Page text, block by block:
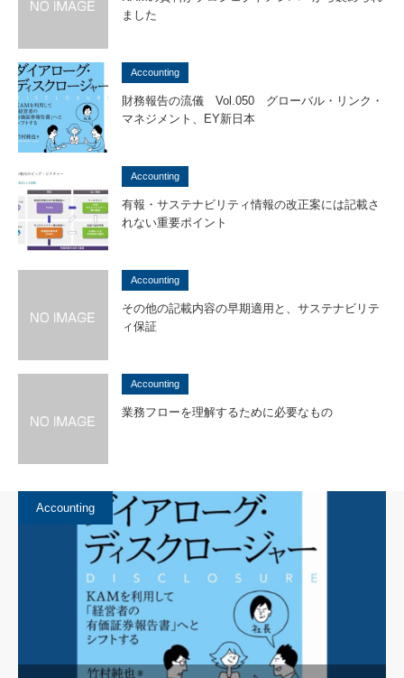
ました
Accounting
財務報告の流儀 Vol.050 グローバル・リンク・
マネジメント、EY新日本
Accounting
有報・サステナビリティ情報の改正案には記載さ
れない重要ポイント
Accounting
その他の記載内容の早期適用と、サステナビリテ
ィ保証
Accounting
業務フローを理解するために必要なもの
Accounting